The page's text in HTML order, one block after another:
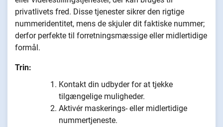
privatlivets fred. Disse tjenester sikrer den rigtige
nummeridentitet, mens de skjuler dit faktiske nummer;
derfor perfekte til forretningsmæssige eller midlertidige
formål.
Trin:
Kontakt din udbyder for at tjekke
tilgængelige muligheder.
Aktivér maskerings- eller midlertidige
nummertjeneste.